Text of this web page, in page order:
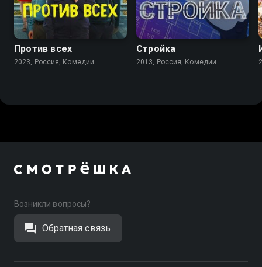
7.7 6.3
Против всех
2023, Россия, Комедии
7.1 5.7
Стройка
2013, Россия, Комедии
Возникли вопросы?
Обратная связь